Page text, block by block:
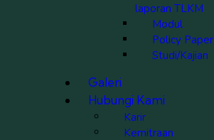
laporan TLKM
Modul
Policy Paper
Studi/Kajian
Galeri
Hubungi Kami
Karir
Kemitraan